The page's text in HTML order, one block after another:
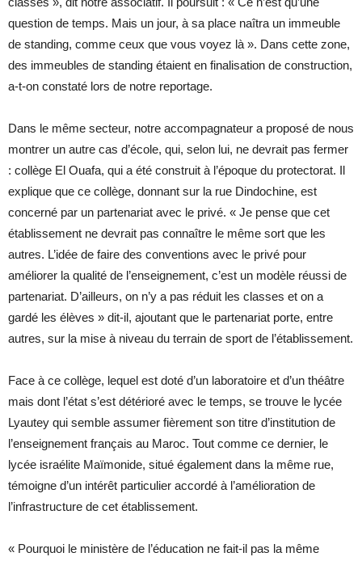
question de temps. Mais un jour, à sa place naîtra un immeuble
de standing, comme ceux que vous voyez là ». Dans cette zone,
des immeubles de standing étaient en finalisation de construction,
a-t-on constaté lors de notre reportage.
Dans le même secteur, notre accompagnateur a proposé de nous
montrer un autre cas d’école, qui, selon lui, ne devrait pas fermer
: collège El Ouafa, qui a été construit à l’époque du protectorat. Il
explique que ce collège, donnant sur la rue Dindochine, est
concerné par un partenariat avec le privé. « Je pense que cet
établissement ne devrait pas connaître le même sort que les
autres. L’idée de faire des conventions avec le privé pour
améliorer la qualité de l’enseignement, c’est un modèle réussi de
partenariat. D’ailleurs, on n’y a pas réduit les classes et on a
gardé les élèves » dit-il, ajoutant que le partenariat porte, entre
autres, sur la mise à niveau du terrain de sport de l’établissement.
Face à ce collège, lequel est doté d’un laboratoire et d’un théâtre
mais dont l’état s’est détérioré avec le temps, se trouve le lycée
Lyautey qui semble assumer fièrement son titre d’institution de
l’enseignement français au Maroc. Tout comme ce dernier, le
lycée israélite Maïmonide, situé également dans la même rue,
témoigne d’un intérêt particulier accordé à l’amélioration de
l’infrastructure de cet établissement.
« Pourquoi le ministère de l’éducation ne fait-il pas la même